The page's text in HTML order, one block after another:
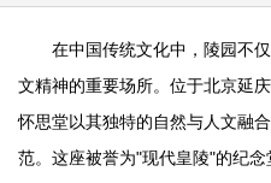
在中国传统文化中，陵园不
文精神的重要场所。位于北京延
怀思堂以其独特的自然与人文融
范。这座被誉为"现代皇陵"的纪